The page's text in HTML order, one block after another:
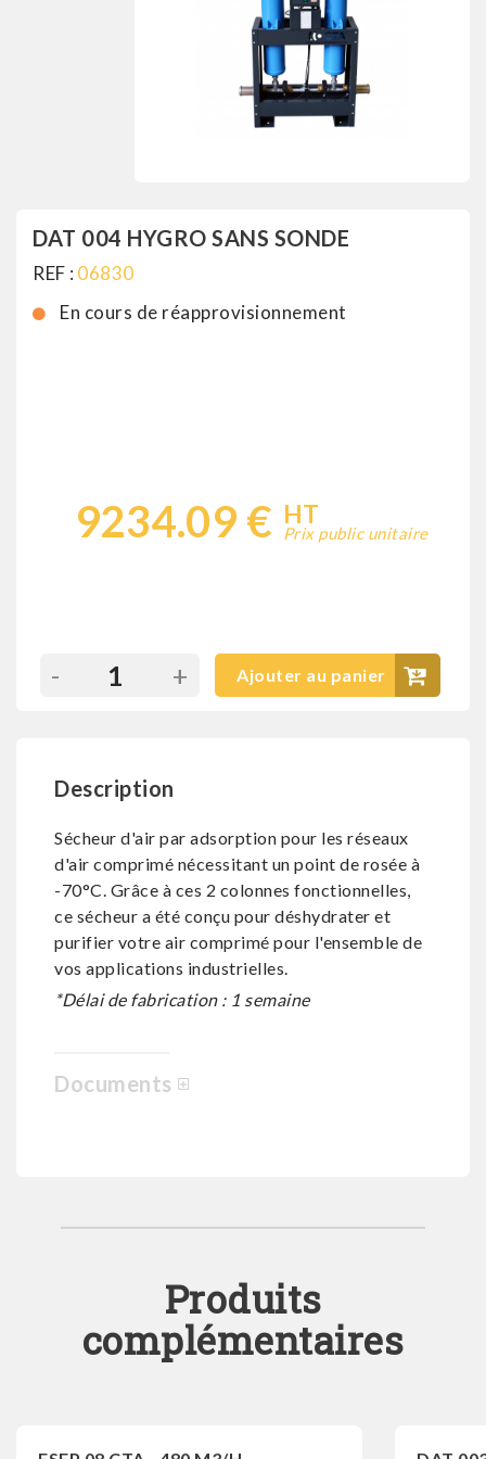
DAT 004 HYGRO SANS SONDE
REF : 06830
En cours de réapprovisionnement
9234.09 € HT
Prix public unitaire
- + Ajouter au panier
Description
Sécheur d'air par adsorption pour les réseaux
d'air comprimé nécessitant un point de rosée à
-70°C. Grâce à ces 2 colonnes fonctionnelles,
ce sécheur a été conçu pour déshydrater et
purifier votre air comprimé pour l'ensemble de
vos applications industrielles.
*Délai de fabrication : 1 semaine
Documents
Produits
complémentaires